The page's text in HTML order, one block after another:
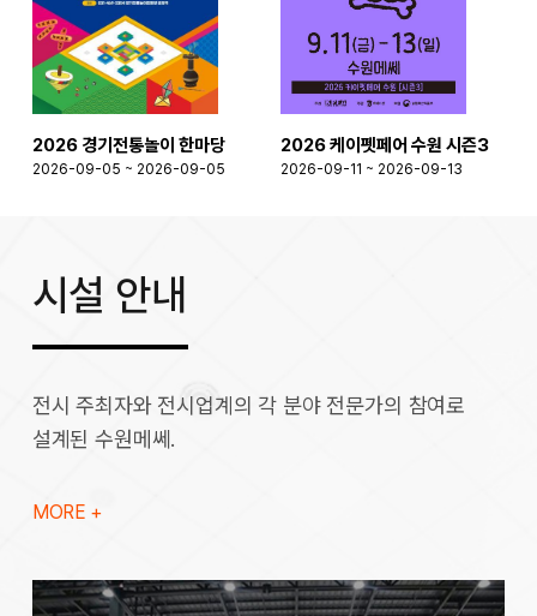
2026 경기전통놀이 한마당
2026-09-05 ~ 2026-09-05
2026 케이펫페어 수원 시즌3
2026-09-11 ~ 2026-09-13
시설 안내
전시 주최자와 전시업계의 각 분야 전문가의 참여로
설계된 수원메쎄.
MORE +